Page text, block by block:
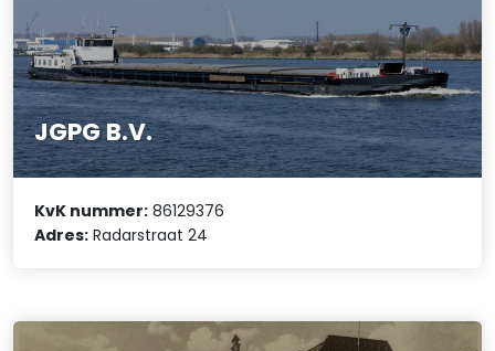
JGPG B.V.
KvK nummer: 86129376
Adres: Radarstraat 24